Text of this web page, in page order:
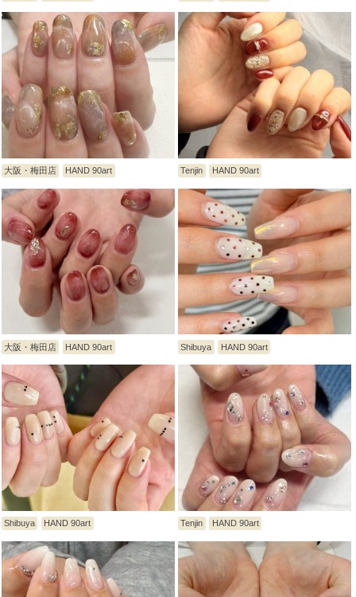
大阪・梅田店 HAND 90art Tenjin HAND 90art
大阪・梅田店 HAND 90art Shibuya HAND 90art
Shibuya HAND 90art Tenjin HAND 90art